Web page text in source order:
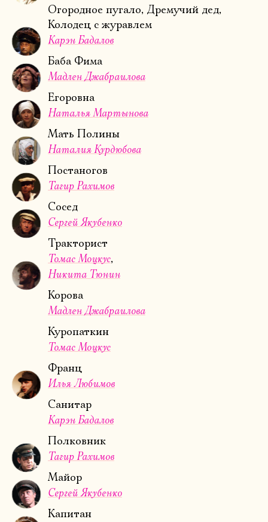
Огородное пугало, Дремучий дед,
Колодец с журавлем
Карэн Бадалов
Баба Фима
Мадлен Джабраилова
Егоровна
Наталья Мартынова
Мать Полины
Наталия Курдюбова
Постаногов
Тагир Рахимов
Сосед
Сергей Якубенко
Тракторист
Томас Моцкус
Никита Тюнин
Корова
Мадлен Джабраилова
Куропаткин
Томас Моцкус
Франц
Илья Любимов
Санитар
Карэн Бадалов
Полковник
Тагир Рахимов
Майор
Сергей Якубенко
Капитан
Имя
Ознакомиться